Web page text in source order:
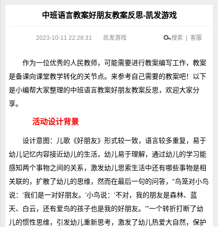
中班语言教案好朋友教案反思-凯发游戏
2023-10-11 22:28:31 凯发游戏 搜索 | 客服
作为一位优秀的人民教师，可能需要进行教案编写工作，教案
是备课向课堂教学转化的关节点。来参考自己需要的教案吧！以下
是小编帮大家整理的中班语言教案好朋友教案反思，欢迎大家分
享。
活动设计背景
设计意图：儿歌《好朋友》形式较一致，语言较多重复，易于
幼儿记忆内容接近幼儿的生活，幼儿易于理解，通过幼儿的学习能
感知两个事物之间的关系，激发幼儿思索生活中还有哪些事物是相
关联的，扩散了幼儿的思维，然而在最后一句的问答，“鸟笼对小鸟
说：‘我们是一对好朋友。’小鸟说：‘不对，我的朋友是森林、蓝
天、白云，还有爱鸟的孩子也是我的好朋友。’”一个转折打断了幼
儿的惯性思维，引发幼儿重新思考，激发了幼儿热爱大自然，保护